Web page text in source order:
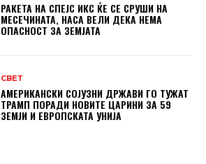
РАКЕТА НА СПЕЈС ИКС ЌЕ СЕ СРУШИ НА
МЕСЕЧИНАТА, НАСА ВЕЛИ ДЕКА НЕМА
ОПАСНОСТ ЗА ЗЕМЈАТА
СВЕТ
АМЕРИКАНСКИ СОЈУЗНИ ДРЖАВИ ГО ТУЖАТ
ТРАМП ПОРАДИ НОВИТЕ ЦАРИНИ ЗА 59
ЗЕМЈИ И ЕВРОПСКАТА УНИЈА